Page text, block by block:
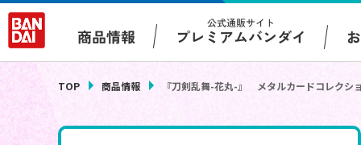
商品情報
公式通販サイト
プレミアムバンダイ
TOP 商品情報 『刀剣乱舞-花丸-』 メタルカードコレクシ